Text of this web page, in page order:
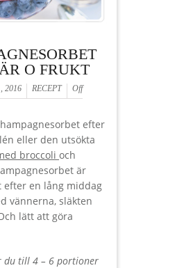
O FRUKT
2016 RECEPT Off
efter
eller den utsökta
broccoli och
är
efter en lång middag
vännerna, släkten
lätt att göra
du till 4 – 6 portioner